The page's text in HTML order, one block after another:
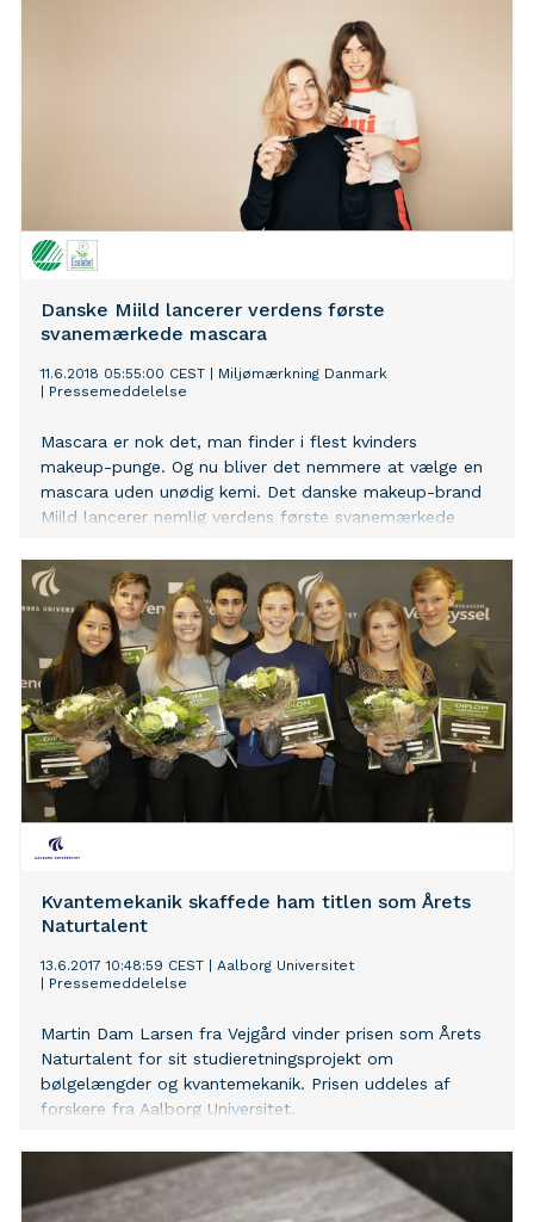
Danske Miild lancerer verdens første
svanemærkede mascara
11.6.2018 05:55:00 CEST
Miljømærkning Danmark
Pressemeddelelse
Mascara er nok det, man finder i flest kvinders
makeup-punge. Og nu bliver det nemmere at vælge en
mascara uden unødig kemi. Det danske makeup-brand
Miild lancerer nemlig verdens første svanemærkede
Kvantemekanik skaffede ham titlen som Årets
Naturtalent
13.6.2017 10:48:59 CEST
Aalborg Universitet
Pressemeddelelse
Martin Dam Larsen fra Vejgård vinder prisen som Årets
Naturtalent for sit studieretningsprojekt om
bølgelængder og kvantemekanik. Prisen uddeles af
forskere fra Aalborg Universitet.